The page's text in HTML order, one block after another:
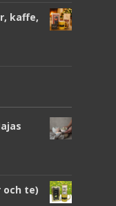
kaffe,
och te)